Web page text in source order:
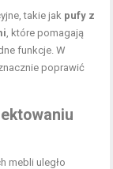
takie jak pufy z
, które pomagają
funkcje. W
poprawić
mebli uległo